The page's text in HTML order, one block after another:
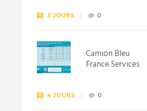
Lewarde, le 26
septembre !
3 JOURS 0
Camion Bleu
France Services
4 JOURS 0